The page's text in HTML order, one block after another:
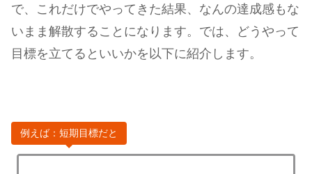
で、これだけでやってきた結果、なんの達成感もな
いまま解散することになります。では、どうやって
目標を立てるといいかを以下に紹介します。
例えば：短期目標だと